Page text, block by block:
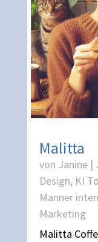
Malitta
von Janine|
Design, KI
Manner
Marketing
Malitta